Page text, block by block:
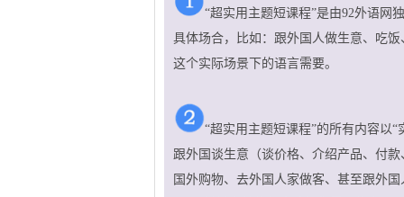
“超实用主题短课程”是由92外语网
具体场合，比如：跟外国人做生意、吃
这个实际场景下的语言需要。
“超实用主题短课程”的所有内容以
跟外国谈生意（谈价格、介绍产品、付
国外购物、去外国人家做客、甚至跟外